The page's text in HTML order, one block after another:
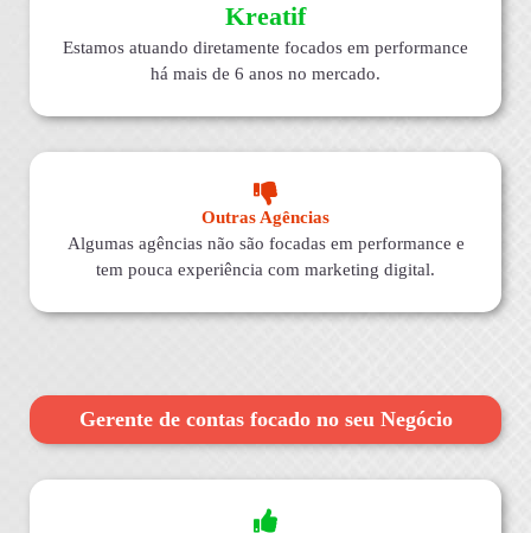
Kreatif
Estamos atuando diretamente focados em performance
há mais de 6 anos no mercado.
Outras Agências
Algumas agências não são focadas em performance e
tem pouca experiência com marketing digital.
Gerente de contas focado no seu Negócio